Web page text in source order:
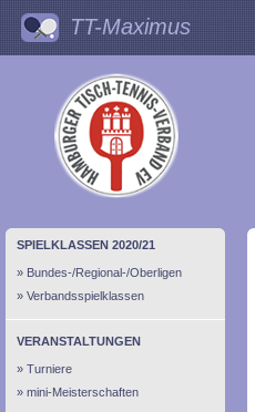
TT-Maximus
SPIELKLASSEN 2020/21
Bundes-/Regional-/Oberligen
Verbandsspielklassen
VERANSTALTUNGEN
Turniere
mini-Meisterschaften